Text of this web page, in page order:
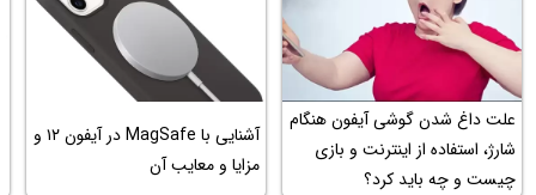
علت داغ شدن گوشی آیفون هنگام
شارژ، استفاده از اینترنت و بازی
چیست و چه باید کرد؟
آشنایی با MagSafe در آیفون ۱۲ و
مزایا و معایب آن